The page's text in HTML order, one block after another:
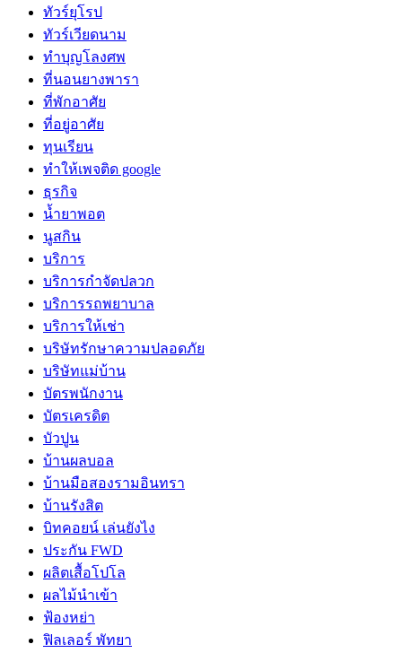
ทัวร์ยุโรป
ทัวร์เวียดนาม
ทำบุญโลงศพ
ที่นอนยางพารา
ที่พักอาศัย
ที่อยู่อาศัย
ทุนเรียน
ทําให้เพจติด google
ธุรกิจ
น้ำยาพอต
นูสกิน
บริการ
บริการกำจัดปลวก
บริการรถพยาบาล
บริการให้เช่า
บริษัทรักษาความปลอดภัย
บริษัทแม่บ้าน
บัตรพนักงาน
บัตรเครดิต
บัวปูน
บ้านผลบอล
บ้านมือสองรามอินทรา
บ้านรังสิต
บิทคอยน์ เล่นยังไง
ประกัน FWD
ผลิตเสื้อโปโล
ผลไม้นำเข้า
ฟ้องหย่า
ฟิลเลอร์ พัทยา